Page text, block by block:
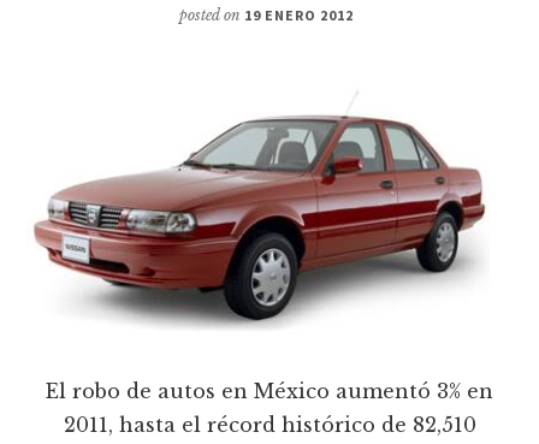
posted on 19 ENERO 2012
El robo de autos en México aumentó 3% en
2011, hasta el récord histórico de 82,510